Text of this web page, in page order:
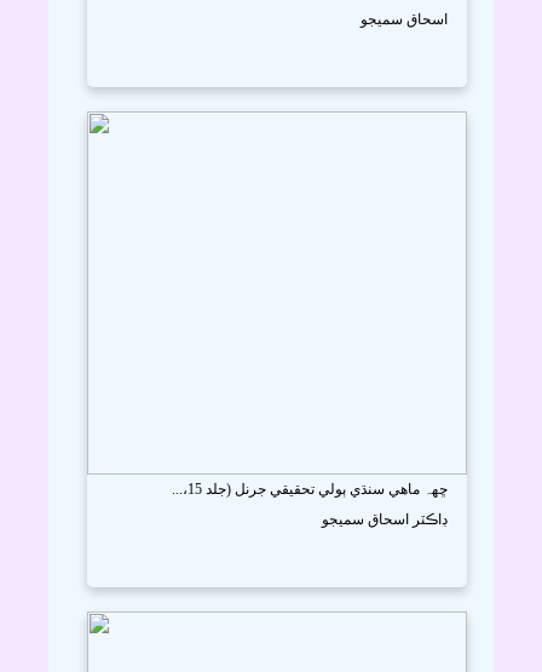
اسحاق سميجو
ڇھہ ماھي سنڌي ٻولي تحقيقي جرنل (جلد 15،...
ڊاڪٽر اسحاق سميجو